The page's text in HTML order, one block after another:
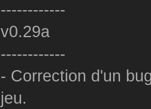
------------
v0.29a
------------
- Correction d'un
jeu.